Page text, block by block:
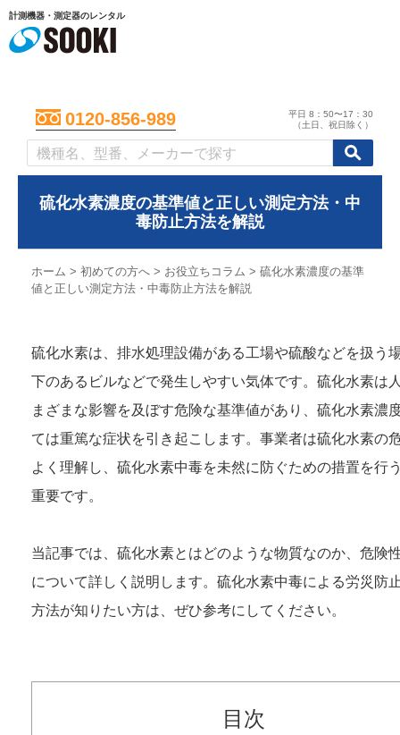
計測機器・測定器のレンタル
0120-856-989
平日 8：50〜17：30
（土日、祝日除く）
//
硫化水素濃度の基準値と正しい測定方法・中
毒防止方法を解説
ホーム > 初めての方へ > お役立ちコラム > 硫化水素濃度の基準
値と正しい測定方法・中毒防止方法を解説
硫化水素は、排水処理設備がある工場や硫酸などを扱う
下のあるビルなどで発生しやすい気体です。硫化水素は
まざまな影響を及ぼす危険な基準値があり、硫化水素濃
ては重篤な症状を引き起こします。事業者は硫化水素の
よく理解し、硫化水素中毒を未然に防ぐための措置を行
重要です。
当記事では、硫化水素とはどのような物質なのか、危険
について詳しく説明します。硫化水素中毒による労災防
方法が知りたい方は、ぜひ参考にしてください。
目次